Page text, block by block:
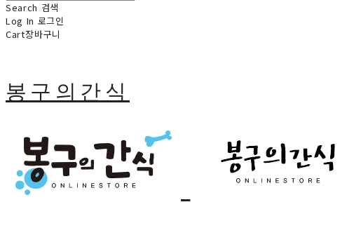
Search 검색
Log In 로그인
Cart장바구니
봉구의간식